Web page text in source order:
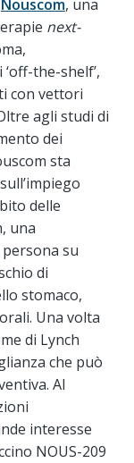
Nouscom, una
next-
the-shelf’,
con vettori
agli studi di
dei
sta
delle
una
su
di
stomaco,
Una volta
di Lynch
che può
Al
interesse
NOUS-209